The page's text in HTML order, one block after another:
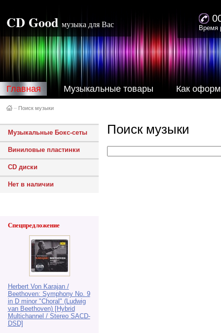
CD Good музыка для Вас Время
Главная Музыкальные товары Как
– Поиск музыки
Музыкальные Бокс-сеты
Виниловые пластинки
CD диски
Нет в наличии
Спецпредложение
Herbert Von Karajan /
Beethoven: Symphony No. 9
in D minor "Choral" (Ludwig
van Beethoven) [Hybrid
Multichannel / Stereo SACD-
DSD]
Поиск музыки